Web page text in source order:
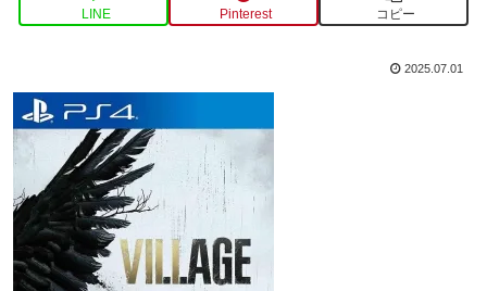
LINE Pinterest コピー
2025.07.01